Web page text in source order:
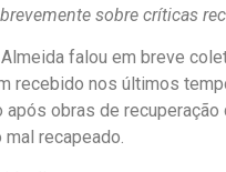
sobre críticas
falou em breve
recebido nos últimos
após obras de
recapeado.